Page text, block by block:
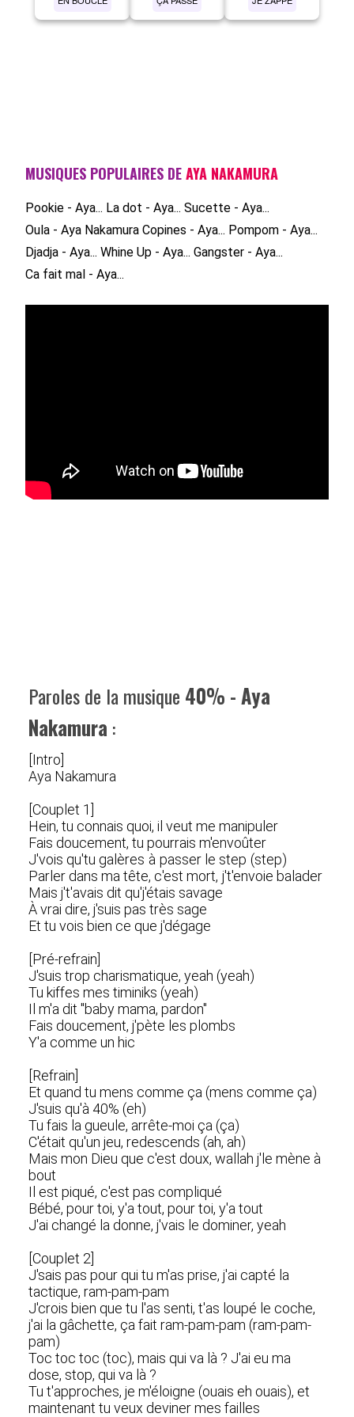
MUSIQUES POPULAIRES DEAYA NAKAMURA
Pookie - Aya... La dot - Aya... Sucette - Aya...
Oula - Aya Nakamura Copines - Aya... Pompom - Aya...
Djadja - Aya... Whine Up - Aya... Gangster - Aya...
Ca fait mal - Aya...
Paroles de la musique 40% - Aya
Nakamura :
[Intro]
Aya Nakamura
[Couplet 1]
Hein, tu connais quoi, il veut me manipuler
Fais doucement, tu pourrais m'envoûter
J'vois qu'tu galères à passer le step (step)
Parler dans ma tête, c'est mort, j't'envoie balader
Mais j't'avais dit qu'j'étais savage
À vrai dire, j'suis pas très sage
Et tu vois bien ce que j'dégage
[Pré-refrain]
J'suis trop charismatique, yeah (yeah)
Tu kiffes mes timiniks (yeah)
Il m'a dit "baby mama, pardon"
Fais doucement, j'pète les plombs
Y'a comme un hic
[Refrain]
Et quand tu mens comme ça (mens comme ça)
J'suis qu'à 40% (eh)
Tu fais la gueule, arrête-moi ça (ça)
C'était qu'un jeu, redescends (ah, ah)
Mais mon Dieu que c'est doux, wallah j'le mène à
bout
Il est piqué, c'est pas compliqué
Bébé, pour toi, y'a tout, pour toi, y'a tout
J'ai changé la donne, j'vais le dominer, yeah
[Couplet 2]
J'sais pas pour qui tu m'as prise, j'ai capté la
tactique, ram-pam-pam
J'crois bien que tu l'as senti, t'as loupé le coche,
j'ai la gâchette, ça fait ram-pam-pam (ram-pam-
pam)
Toc toc toc (toc), mais qui va là ? J'ai eu ma
dose, stop, qui va là ?
Tu t'approches, je m'éloigne (ouais eh ouais), et
maintenant tu veux deviner mes failles